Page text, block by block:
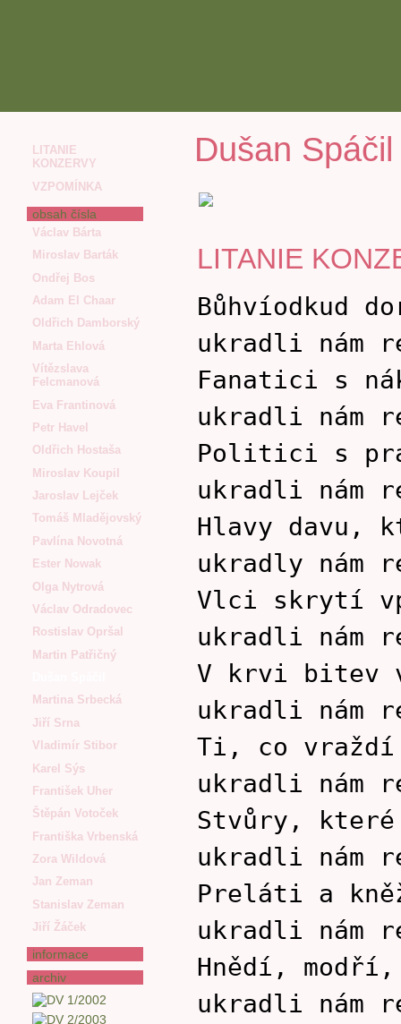
LITANIE
KONZERVY
VZPOMÍNKA
obsah čísla
Václav Bárta
Miroslav Barták
Ondřej Bos
Adam El Chaar
Oldřich Damborský
Marta Ehlová
Vítězslava
Felcmanová
Eva Frantinová
Petr Havel
Oldřich Hostaša
Miroslav Koupil
Jaroslav Lejček
Tomáš Mladějovský
Pavlína Novotná
Ester Nowak
Olga Nytrová
Václav Odradovec
Rostislav Opršal
Martin Patřičný
Martina Srbecká
Jiří Srna
Vladimír Stibor
Karel Sýs
František Uher
Štěpán Votoček
Františka Vrbenská
Zora Wildová
Jan Zeman
Stanislav Zeman
Jiří Žáček
informace
archiv
Dušan Spáčil
LITANIE
Bůhvíodkud
ukradli nám
Fanatici s
ukradli nám
Politici s
ukradli nám
Hlavy davu,
ukradly nám
Vlci skrytí
ukradli nám
V krvi bitev
ukradli nám
Ti, co
ukradli nám
Stvůry,
ukradli nám
Preláti a
ukradli nám
Hnědí,
ukradli nám